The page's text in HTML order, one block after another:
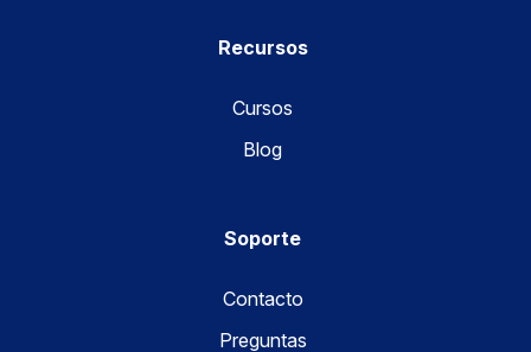
Recursos
Cursos
Blog
Soporte
Contacto
Preguntas